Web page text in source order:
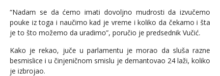
“Nadam se da ćemo imati dovoljno mudrosti da izvučemo
pouke iz toga i naučimo kad je vreme i koliko da čekamo i šta
je to što možemo da uradimo”, poručio je predsednik Vučić.
Kako je rekao, juče u parlamentu je morao da sluša razne
besmislice i u činjeničnom smislu je demantovao 24 laži, koliko
je izbrojao.